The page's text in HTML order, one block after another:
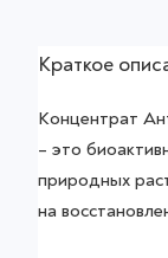
Краткое
Концентрат
– это
природных
на